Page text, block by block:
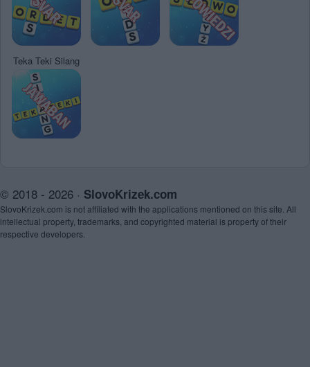
Teka Teki Silang
© 2018 - 2026 · SlovoKrizek.com
SlovoKrizek.com is not affiliated with the applications mentioned on this site. All
intellectual property, trademarks, and copyrighted material is property of their
respective developers.